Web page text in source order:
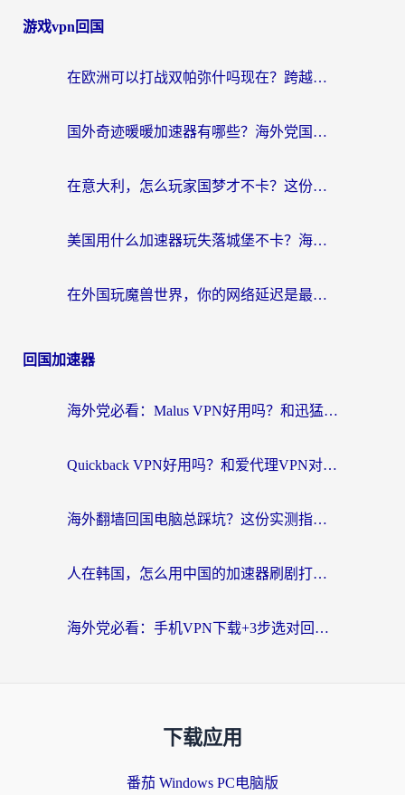
游戏vpn回国
在欧洲可以打战双帕弥什吗现在？跨越延迟墙的实战指南
国外奇迹暖暖加速器有哪些？海外党国服游戏畅玩终极指南（附亲测推荐）
在意大利，怎么玩家国梦才不卡？这份终极加速指南请收好
美国用什么加速器玩失落城堡不卡？海外党亲测有效的国服游戏加速指南
在外国玩魔兽世界，你的网络延迟是最大的敌人
回国加速器
海外党必看：Malus VPN好用吗？和迅猛兔VPN对比哪个回国效果更好？附真实体验与避坑指南
Quickback VPN好用吗？和爱代理VPN对比哪个回国效果更好？
海外翻墙回国电脑总踩坑？这份实测指南帮你选对加速器（附ChickCNinitapMalus对比）
人在韩国，怎么用中国的加速器刷剧打游戏？这份真实体验指南给你答案
海外党必看：手机VPN下载+3步选对回国加速器，无缝刷国内资源不再愁
下载应用
番茄 Windows PC电脑版